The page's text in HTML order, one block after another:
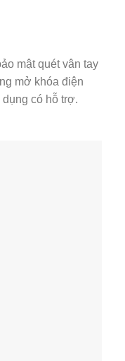
mật quét vân tay
mở khóa điện
có hỗ trợ.